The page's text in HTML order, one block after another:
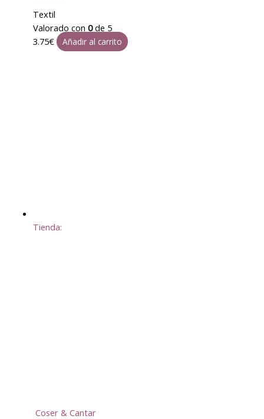
Textil
Valorado con 0de 5
3.75€ Añadir al carrito
Tienda:
Coser & Cantar